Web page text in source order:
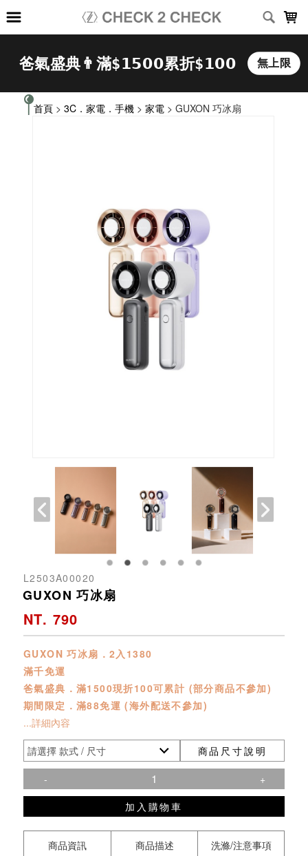
首頁 > 3C．家電．手機 > 家電 > GUXON 巧冰扇
L2503A00020
GUXON 巧冰扇
NT. 790
GUXON 巧冰扇．2入1380
滿千免運
爸氣盛典．滿1500現折100可累計 (部分商品不參加)
期間限定．滿88免運 (海外配送不參加)
...詳細內容
商品尺寸說明
-
+
加入購物車
商品資訊 商品描述 洗滌/注意事項